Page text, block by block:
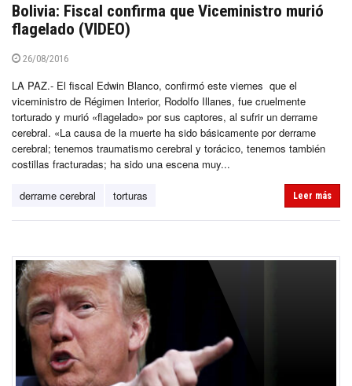
Bolivia: Fiscal confirma que Viceministro murió
flagelado (VIDEO)
26/08/2016
LA PAZ.- El fiscal Edwin Blanco, confirmó este viernes que el
viceministro de Régimen Interior, Rodolfo Illanes, fue cruelmente
torturado y murió «flagelado» por sus captores, al sufrir un derrame
cerebral. «La causa de la muerte ha sido básicamente por derrame
cerebral; tenemos traumatismo cerebral y torácico, tenemos también
costillas fracturadas; ha sido una escena muy...
derrame cerebral torturas Leer más